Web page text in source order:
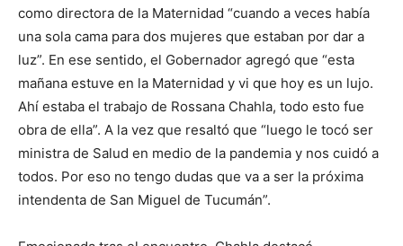
como directora de la Maternidad “cuando a veces había
una sola cama para dos mujeres que estaban por dar a
luz”. En ese sentido, el Gobernador agregó que “esta
mañana estuve en la Maternidad y vi que hoy es un lujo.
Ahí estaba el trabajo de Rossana Chahla, todo esto fue
obra de ella”. A la vez que resaltó que “luego le tocó ser
ministra de Salud en medio de la pandemia y nos cuidó a
todos. Por eso no tengo dudas que va a ser la próxima
intendenta de San Miguel de Tucumán”.